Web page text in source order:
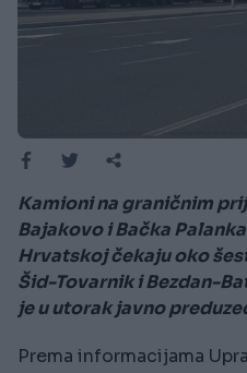
Kamioni na graničnim
Bajakovo i Bačka
Hrvatskoj čekaju oko
Šid-Tovarnik i Bezdan-
je u utorak javno
Prema informacijama